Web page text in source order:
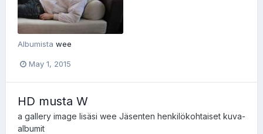
Albumista wee
May 1, 2015
HD musta W
a gallery image lisäsi wee Jäsenten henkilökohtaiset kuva-
albumit